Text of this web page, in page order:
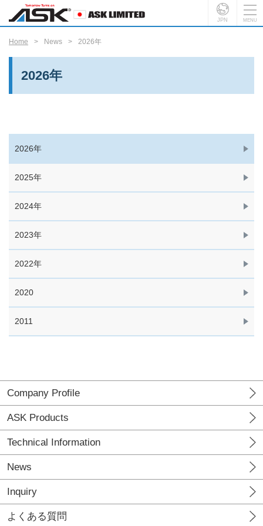
JPN
Home News 2026年
2026年
2025年
2024年
2023年
2022年
2020
2011
2026年
Company Profile
ASK Products
Technical Information
News
Inquiry
よくある質問